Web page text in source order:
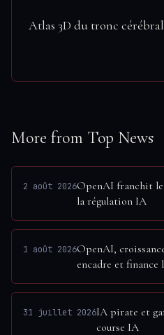
Atlas 3D du tronc
More from Top News
2 août 2026OpenAI franchit le
la régulation IA
1 août 2026OpenAI,
encadre et finance
31 juillet 2026IA pirate et
course IA